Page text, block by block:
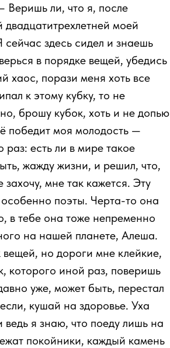
ли, что я, после
моей
сейчас здесь сидел и знаешь
в порядке вещей, убедись
хаос, порази меня хоть все
к этому кубку, то не
брошу кубок, хоть и не допью
победит моя молодость —
есть ли в мире такое
жажду жизни, и решил, что,
захочу, мне так кажется. Эту
поэты. Черта-то она
в тебе она тоже непременно
на нашей планете, Алеша.
но дороги мне клейкие,
которого иной раз, поверишь
уже, может быть, перестал
кушай на здоровье. Уха
я знаю, что поеду лишь на
покойники, каждый камень